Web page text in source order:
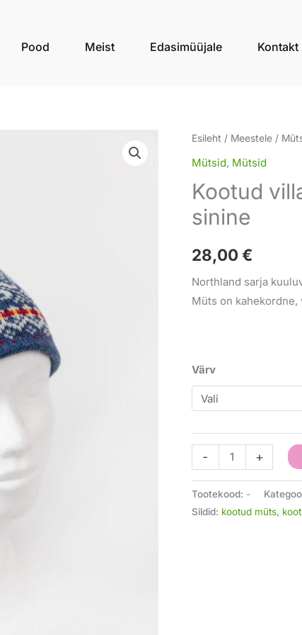
Pood Meist Edasimüüjale Kontakt
Esileht / Meestele/
Mütsid, Mütsid
Kootud
sinine
28,00 €
Northland sarja
Müts on kahekordne,
Värv
-
Kootud
villane
NORTHLAND
sinine
+
Tootekood: -
Sildid: kootud müts,